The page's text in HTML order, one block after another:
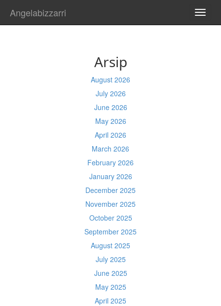
Angelabizzarri
Arsip
August 2026
July 2026
June 2026
May 2026
April 2026
March 2026
February 2026
January 2026
December 2025
November 2025
October 2025
September 2025
August 2025
July 2025
June 2025
May 2025
April 2025